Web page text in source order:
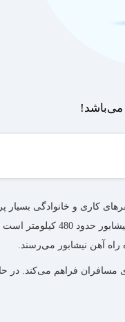
کاری و خانوادگی بسیار
مسیر و امکانات متنوع قطارها، گزینه‌ای مناسب برای
مسافران فراهم می‌کند.